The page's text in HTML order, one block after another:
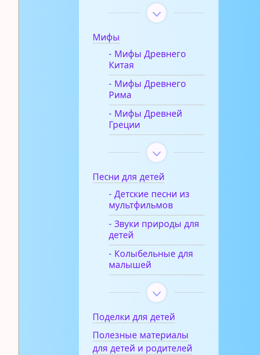
Мифы
- Мифы Древнего
Китая
- Мифы Древнего
Рима
- Мифы Древней
Греции
Песни для детей
- Детские песни из
мультфильмов
- Звуки природы для
детей
- Колыбельные для
малышей
Поделки для детей
Полезные материалы
для детей и родителей